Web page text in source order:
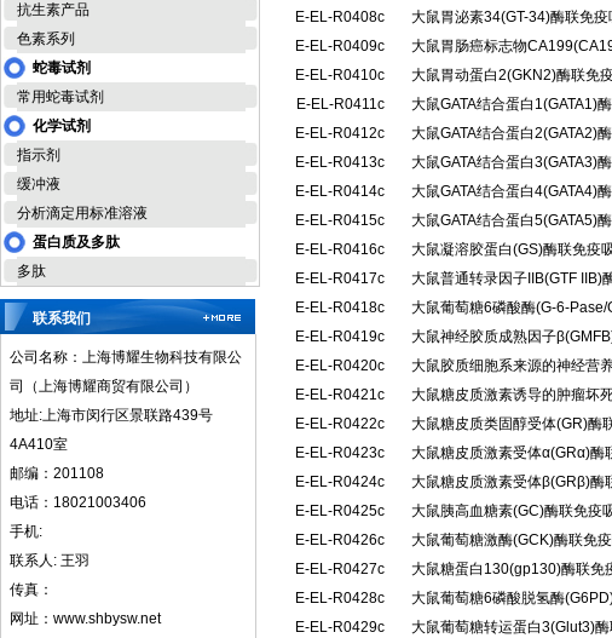
抗生素产品
色素系列
蛇毒试剂
常用蛇毒试剂
化学试剂
指示剂
缓冲液
分析滴定用标准溶液
蛋白质及多肽
多肽
联系我们
公司名称：上海博耀生物科技有限公
司（上海博耀商贸有限公司）
地址:上海市闵行区景联路439号
4A410室
邮编：201108
电话：18021003406
手机:
联系人: 王羽
传真：
网址：www.shbysw.net
E-EL-R0408c
大鼠胃泌素34(GT-34)酶联免
E-EL-R0409c
大鼠胃肠癌标志物
E-EL-R0410c
大鼠胃动蛋白2(GKN2)酶联免
E-EL-R0411c
大鼠GATA结合蛋白1(GATA1)
E-EL-R0412c
大鼠GATA结合蛋白2(GATA2)
E-EL-R0413c
大鼠GATA结合蛋白3(GATA3)
E-EL-R0414c
大鼠GATA结合蛋白4(GATA4)
E-EL-R0415c
大鼠GATA结合蛋白5(GATA5)
E-EL-R0416c
大鼠凝溶胶蛋白(GS)酶联免疫
E-EL-R0417c
大鼠普通转录因子IIB(GTF IIB)
E-EL-R0418c
大鼠葡萄糖6磷酸酶(G-6-
E-EL-R0419c
大鼠神经胶质成熟因子
E-EL-R0420c
大鼠胶质细胞系来源的神经营
E-EL-R0421c
大鼠糖皮质激素诱导的肿瘤坏
E-EL-R0422c
大鼠糖皮质类固醇受体(GR)酶
E-EL-R0423c
大鼠糖皮质激素受体α(GRα)酶
E-EL-R0424c
大鼠糖皮质激素受体β(GRβ)酶
E-EL-R0425c
大鼠胰高血糖素(GC)酶联免疫
E-EL-R0426c
大鼠葡萄糖激酶(GCK)酶联免
E-EL-R0427c
大鼠糖蛋白130(gp130)酶联免
E-EL-R0428c
大鼠葡萄糖6磷酸脱氢酶
E-EL-R0429c
大鼠葡萄糖转运蛋白3(Glut3)